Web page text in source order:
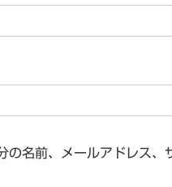
名前、メールアドレス、